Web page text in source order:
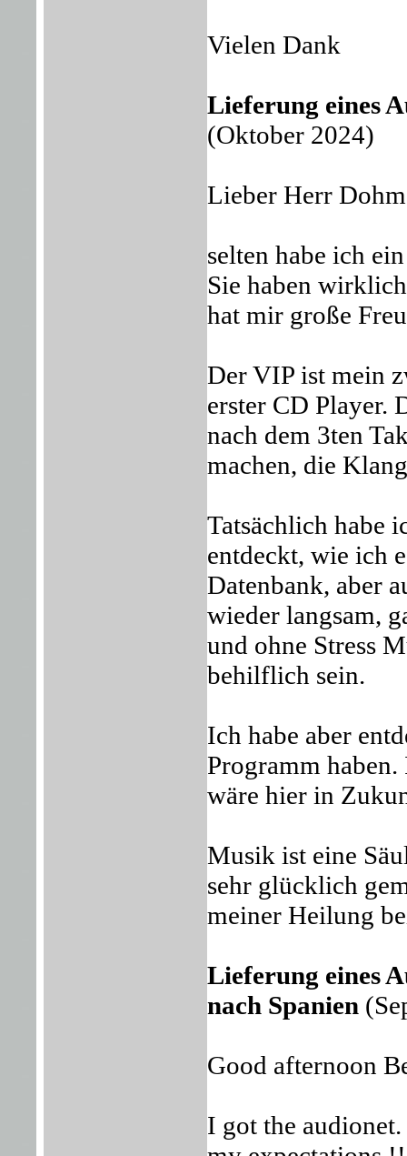
Vielen Dank
Lieferung eines
(Oktober 2024)
Lieber Herr
selten habe ich
Sie haben
hat mir große
Der VIP ist mein
erster CD Player.
nach dem 3ten
machen, die
Tatsächlich habe
entdeckt, wie ich
Datenbank, aber
wieder langsam,
und ohne Stress
behilflich sein.
Ich habe aber
Programm
wäre hier in
Musik ist eine
sehr glücklich
meiner Heilung
Lieferung eines
nach Spanien
Good afternoon
I got the